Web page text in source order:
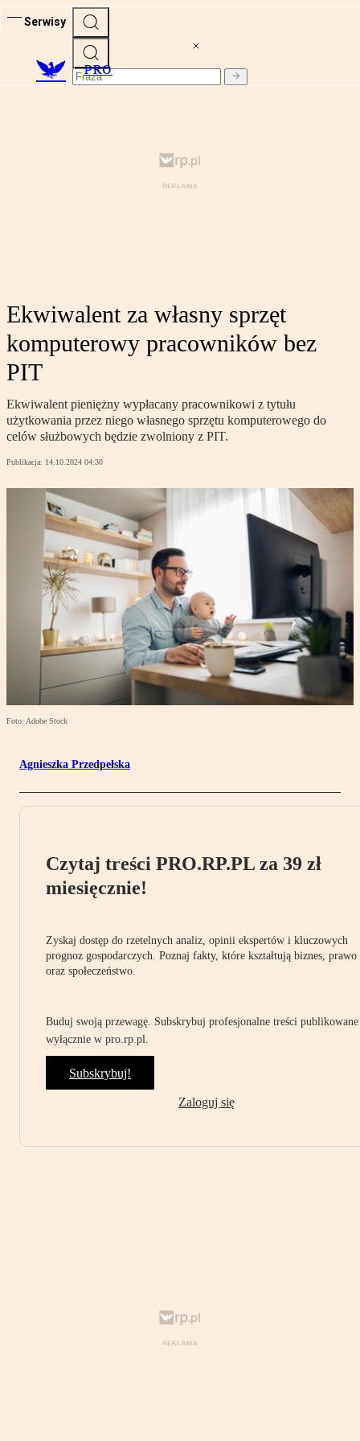
Serwisy
PRO
Ekwiwalent za własny sprzęt
komputerowy pracowników bez
PIT
Ekwiwalent pieniężny wypłacany pracownikowi z tytułu
użytkowania przez niego własnego sprzętu komputerowego do
celów służbowych będzie zwolniony z PIT.
Publikacja: 14.10.2024 04:30
Foto: Adobe Stock
Agnieszka Przedpełska
Czytaj treści PRO.RP.PL za 39 zł
miesięcznie!
Zyskaj dostęp do rzetelnych analiz, opinii ekspertów i kluczowych
prognoz gospodarczych. Poznaj fakty, które kształtują biznes, prawo
oraz społeczeństwo.
Buduj swoją przewagę. Subskrybuj profesjonalne treści publikowane
wyłącznie w pro.rp.pl.
Subskrybuj!
Zaloguj się